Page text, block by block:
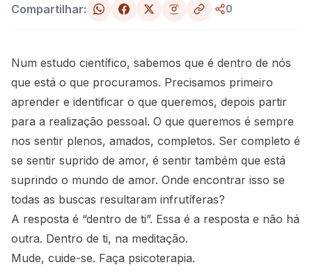
Compartilhar: 0
Num estudo científico, sabemos que é dentro de nós
que está o que procuramos. Precisamos primeiro
aprender e identificar o que queremos, depois partir
para a realização pessoal. O que queremos é sempre
nos sentir plenos, amados, completos. Ser completo é
se sentir suprido de amor, é sentir também que está
suprindo o mundo de amor. Onde encontrar isso se
todas as buscas resultaram infrutíferas?
A resposta é “dentro de ti”. Essa é a resposta e não há
outra. Dentro de ti, na meditação.
Mude, cuide-se. Faça psicoterapia.